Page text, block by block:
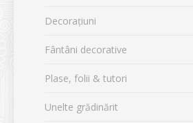
Decorațiuni
Fântâni decorative
Plase, folii & tutori
Unelte grădinărit